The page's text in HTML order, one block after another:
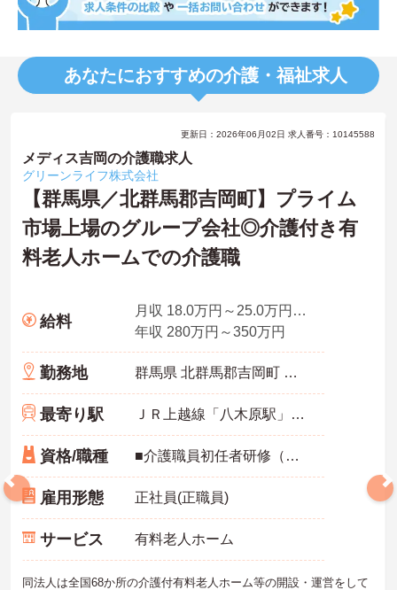
あなたにおすすめの介護・福祉求人
更新日：2026年06月02日 求人番号：10145588
メディス吉岡の介護職求人
グリーンライフ株式会社
【群馬県／北群馬郡吉岡町】プライム
市場上場のグループ会社◎介護付き有
料老人ホームでの介護職
給料
月収 18.0万円～25.0万円程度
年収 280万円～350万円
勤務地 群馬県 北群馬郡吉岡町 大久保3265-3
最寄り駅 ＪＲ上越線「八木原駅」バス・車15分
資格/職種 ■介護職員初任者研修（ヘルパー2級）以上 ※実務経験1年以上
雇用形態 正社員(正職員)
サービス 有料老人ホーム
同法人は全国68か所の介護付有料老人ホーム等の開設・運営をして